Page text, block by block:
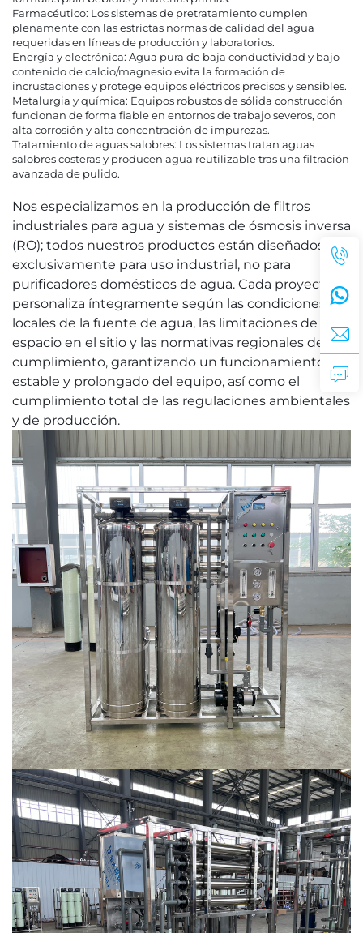
Farmacéutico: Los sistemas de pretratamiento cumplen
plenamente con las estrictas normas de calidad del agua
requeridas en líneas de producción y laboratorios.
Energía y electrónica: Agua pura de baja conductividad y bajo
contenido de calcio/magnesio evita la formación de
incrustaciones y protege equipos eléctricos precisos y sensibles.
Metalurgia y química: Equipos robustos de sólida construcción
funcionan de forma fiable en entornos de trabajo severos, con
alta corrosión y alta concentración de impurezas.
Tratamiento de aguas salobres: Los sistemas tratan aguas
salobres costeras y producen agua reutilizable tras una filtración
avanzada de pulido.
Nos especializamos en la producción de filtros
industriales para agua y sistemas de ósmosis inversa
(RO); todos nuestros productos están diseñados
exclusivamente para uso industrial, no para
purificadores domésticos de agua. Cada proyecto se
personaliza íntegramente según las condiciones
locales de la fuente de agua, las limitaciones de
espacio en el sitio y las normativas regionales de
cumplimiento, garantizando un funcionamiento
estable y prolongado del equipo, así como el
cumplimiento total de las regulaciones ambientales
y de producción.